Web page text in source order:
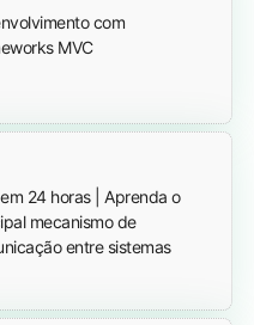
com
MVC
24 horas | Aprenda o
mecanismo de
entre sistemas